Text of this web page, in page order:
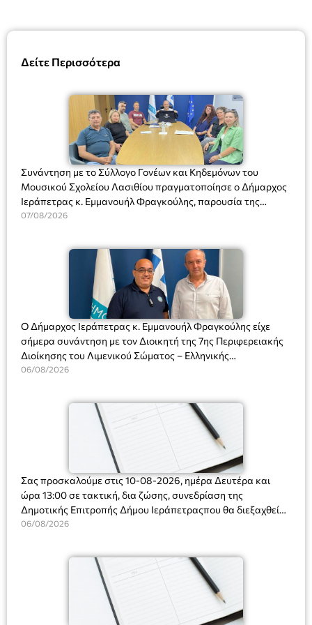
Δείτε Περισσότερα
Συνάντηση με το Σύλλογο Γονέων και Κηδεμόνων του
Μουσικού Σχολείου Λασιθίου πραγματοποίησε ο Δήμαρχος
Ιεράπετρας κ. Εμμανουήλ Φραγκούλης, παρουσία της
Διευθύντριας του σχολείου κας Μαριάννας Χαΐτα.
07/08/2026
Ο Δήμαρχος Ιεράπετρας κ. Εμμανουήλ Φραγκούλης είχε
σήμερα συνάντηση με τον Διοικητή της 7ης Περιφερειακής
Διοίκησης του Λιμενικού Σώματος – Ελληνικής
Ακτοφυλακής (Λ.Σ.-ΕΛ.ΑΚΤ.), Αρχιπλοίαρχο Λ.Σ. κ. Ιωάννη
06/08/2026
Σας προσκαλούμε στις 10-08-2026, ημέρα Δευτέρα και
ώρα 13:00 σε τακτική, δια ζώσης, συνεδρίαση της
Δημοτικής Επιτροπής Δήμου Ιεράπετραςπου θα διεξαχθεί
στο Δημοτικό Κατάστημα, Δημοκρατίας 31 στην αίθουσα
και λήψη αποφάσεων στα παρακάτω θέματα:
06/08/2026